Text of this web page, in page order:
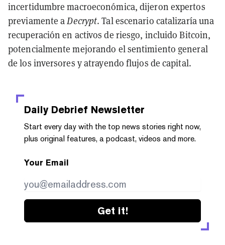
incertidumbre macroeconómica, dijeron expertos
previamente aDecrypt. Tal escenario catalizaría una
recuperación en activos de riesgo, incluido Bitcoin,
potencialmente mejorando el sentimiento general
de los inversores y atrayendo flujos de capital.
Daily Debrief Newsletter
Start every day with the top news stories right now,
plus original features, a podcast, videos and more.
Your Email
Get it!